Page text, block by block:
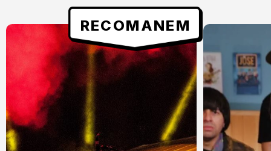
RECOMANEM